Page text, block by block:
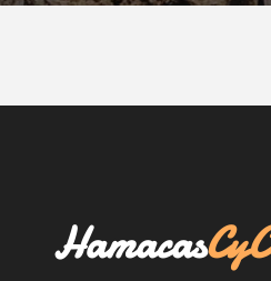
HamacasCyC